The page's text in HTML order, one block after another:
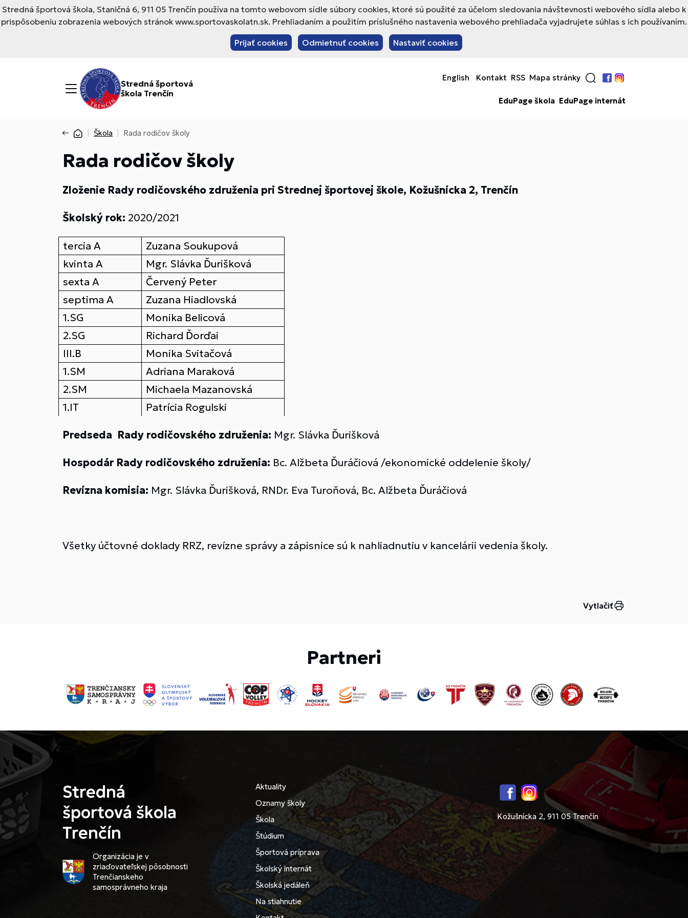
Stredná športová škola, Staničná 6, 911 05 Trenčín používa na tomto webovom sídle súbory cookies, ktoré sú použité za účelom sledovania návštevnosti webového sídla alebo k
prispôsobeniu zobrazenia webových stránok www.sportovaskolatn.sk. Prehliadaním a použitím príslušného nastavenia webového prehliadača vyjadrujete súhlas s ich používaním.
Prijať cookies Odmietnuť cookies Nastaviť cookies
Stredná športová
škola Trenčín
English Kontakt RSS Mapa stránky
Facebook
Instagram
EduPage škola EduPage internát
Škola Rada rodičov školy
Rada rodičov školy
Zloženie Rady rodičovského združenia pri Strednej športovej škole, Kožušnícka 2, Trenčín
Školský rok: 2020/2021
tercia A
Zuzana Soukupová
kvinta A
Mgr. Slávka Ďurišková
sexta A
Červený Peter
septima A
Zuzana Hiadlovská
1.SG
Monika Belicová
2.SG
Richard Ďorďai
III.B
Monika Svitačová
1.SM
Adriana Maraková
2.SM
Michaela Mazanovská
1.IT
Patrícia Rogulski
Predseda Rady rodičovského združenia: Mgr. Slávka Ďurišková
Hospodár Rady rodičovského združenia: Bc. Alžbeta Ďuráčiová /ekonomické oddelenie školy/
Revízna komisia: Mgr. Slávka Ďurišková, RNDr. Eva Turoňová, Bc. Alžbeta Ďuráčiová
Všetky účtovné doklady RRZ, revízne správy a zápisnice sú k nahliadnutiu v kancelárii vedenia školy.
Vytlačiť
Partneri
Stredná
športová škola
Trenčín
Organizácia je v
zriaďovateľskej pôsobnosti
Trenčianskeho
samosprávneho kraja
Aktuality
Oznamy školy
Škola
Štúdium
Športová príprava
Školský internát
Školská jedáleň
Na stiahnutie
FacebookInstagram
Kožušnícka 2, 911 05 Trenčín